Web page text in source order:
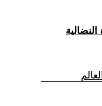
النضالية